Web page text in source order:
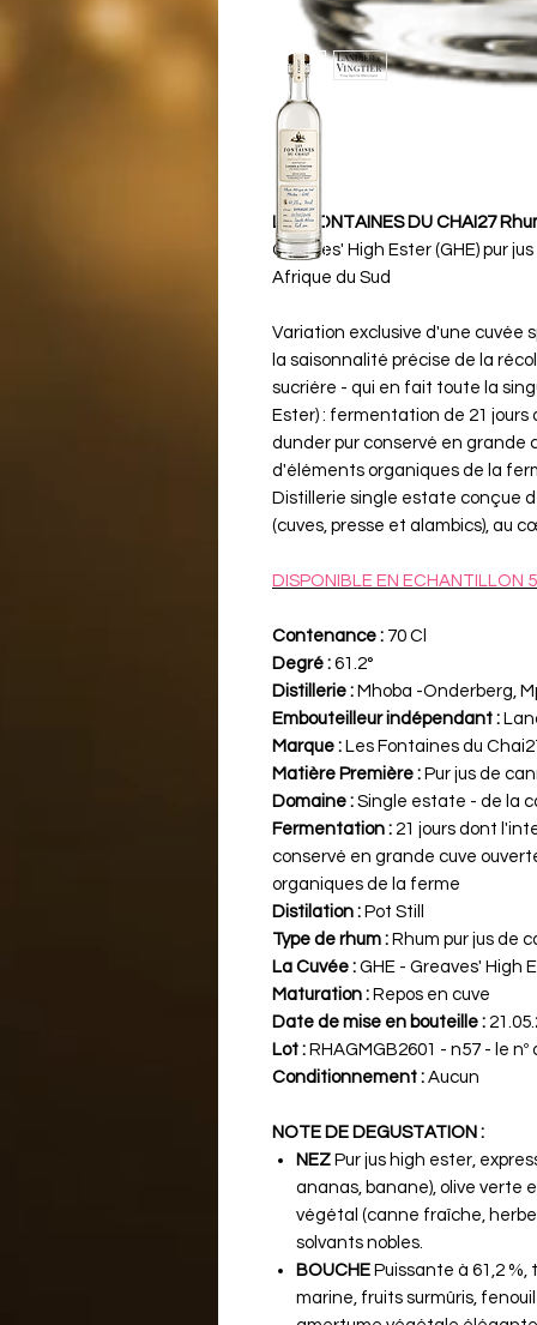
LES FONTAINES DU CHAI27
Greaves' High Ester (GHE) pur
Afrique du Sud
Variation exclusive d'une cuvée
la saisonnalité précise de la
sucriére - qui en fait toute la
Ester) : fermentation de 21
dunder pur conservé en grande
d'éléments organiques de la
Distillerie single estate conçue
(cuves, presse et alambics), au
DISPONIBLE EN ECHANTILLON
Contenance : 70 Cl
Degré : 61.2°
Distillerie : Mhoba -Onderberg,
Embouteilleur indépendant :
Marque : Les Fontaines du
Matière Première : Pur jus de
Domaine : Single estate - de la
Fermentation : 21 jours dont
conservé en grande cuve
organiques de la ferme
Distilation : Pot Still
Type de rhum : Rhum pur jus de
La Cuvée : GHE - Greaves' High
Maturation : Repos en cuve
Date de mise en bouteille :
Lot : RHAGMGB2601 - n57 - le
Conditionnement : Aucun
NOTE DE DEGUSTATION :
NEZ Pur jus high ester,
ananas, banane), olive verte
végétal (canne fraîche,
solvants nobles.
BOUCHE Puissante à 61,2
marine, fruits surmûris,